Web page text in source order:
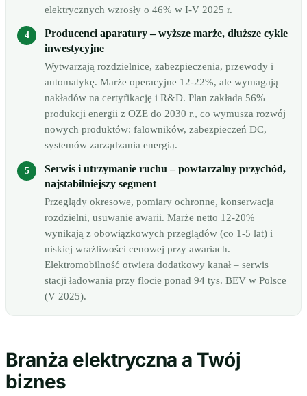
elektrycznych wzrosły o 46% w I-V 2025 r.
Producenci aparatury – wyższe marże, dłuższe cykle
inwestycyjne
Wytwarzają rozdzielnice, zabezpieczenia, przewody i
automatykę. Marże operacyjne 12-22%, ale wymagają
nakładów na certyfikację i R&D. Plan zakłada 56%
produkcji energii z OZE do 2030 r., co wymusza rozwój
nowych produktów: falowników, zabezpieczeń DC,
systemów zarządzania energią.
Serwis i utrzymanie ruchu – powtarzalny przychód,
najstabilniejszy segment
Przeglądy okresowe, pomiary ochronne, konserwacja
rozdzielni, usuwanie awarii. Marże netto 12-20%
wynikają z obowiązkowych przeglądów (co 1-5 lat) i
niskiej wrażliwości cenowej przy awariach.
Elektromobilność otwiera dodatkowy kanał – serwis
stacji ładowania przy flocie ponad 94 tys. BEV w Polsce
(V 2025).
Branża elektryczna a Twój
biznes